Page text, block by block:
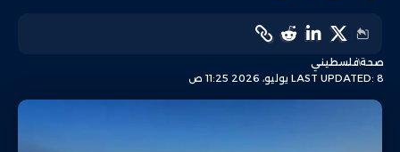
LAST UPDATED: 8 يوليو، 2026 11:25 ص
صحةفلسطيني